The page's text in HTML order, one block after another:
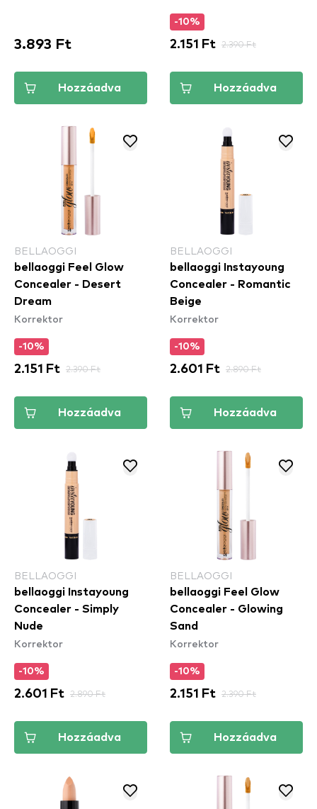
3.893 Ft
Hozzáadva
-10%
2.151 Ft 2.390 Ft
Hozzáadva
BELLAOGGI
bellaoggi Feel Glow
Concealer - Desert
Dream
Korrektor
-10%
2.151 Ft 2.390 Ft
Hozzáadva
BELLAOGGI
bellaoggi Instayoung
Concealer - Romantic
Beige
Korrektor
-10%
2.601 Ft 2.890 Ft
Hozzáadva
BELLAOGGI
bellaoggi Instayoung
Concealer - Simply
Nude
Korrektor
-10%
2.601 Ft 2.890 Ft
Hozzáadva
BELLAOGGI
bellaoggi Feel Glow
Concealer - Glowing
Sand
Korrektor
-10%
2.151 Ft 2.390 Ft
Hozzáadva